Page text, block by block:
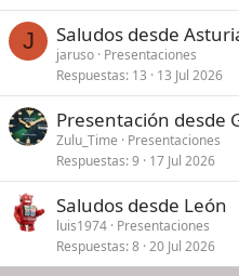
J Saludos desde
jaruso Presentaciones
Respuestas 13 13 Jul 2026
Presentación desde
Zulu_Time
Presentaciones
Respuestas 9 17 Jul 2026
Saludos desde León
luis1974 Presentaciones
Respuestas 8 20 Jul 2026